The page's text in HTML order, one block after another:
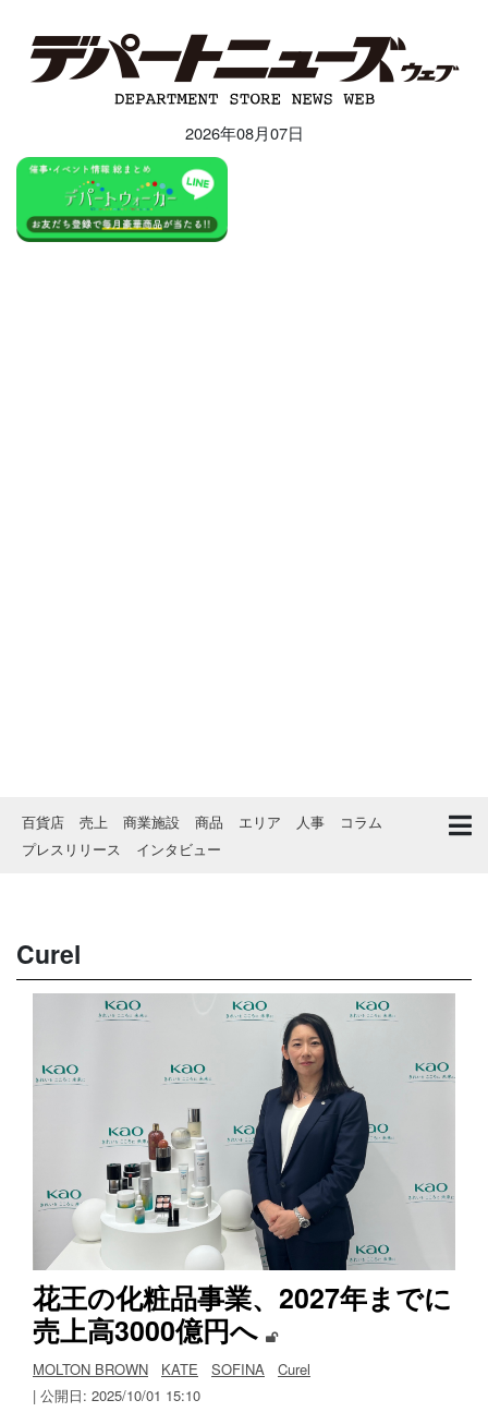
2026年08月07日
百貨店 売上 商業施設 商品 エリア 人事
コラム
プレスリリース
インタビュー
Curel
花王の化粧品事業、2027年までに
売上高3000億円へ
MOLTON BROWN KATE SOFINA
Curel
| 公開日: 2025/10/01 15:10